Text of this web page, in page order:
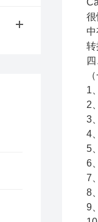
很
转
1
2
3
4
5
6
7
8
9